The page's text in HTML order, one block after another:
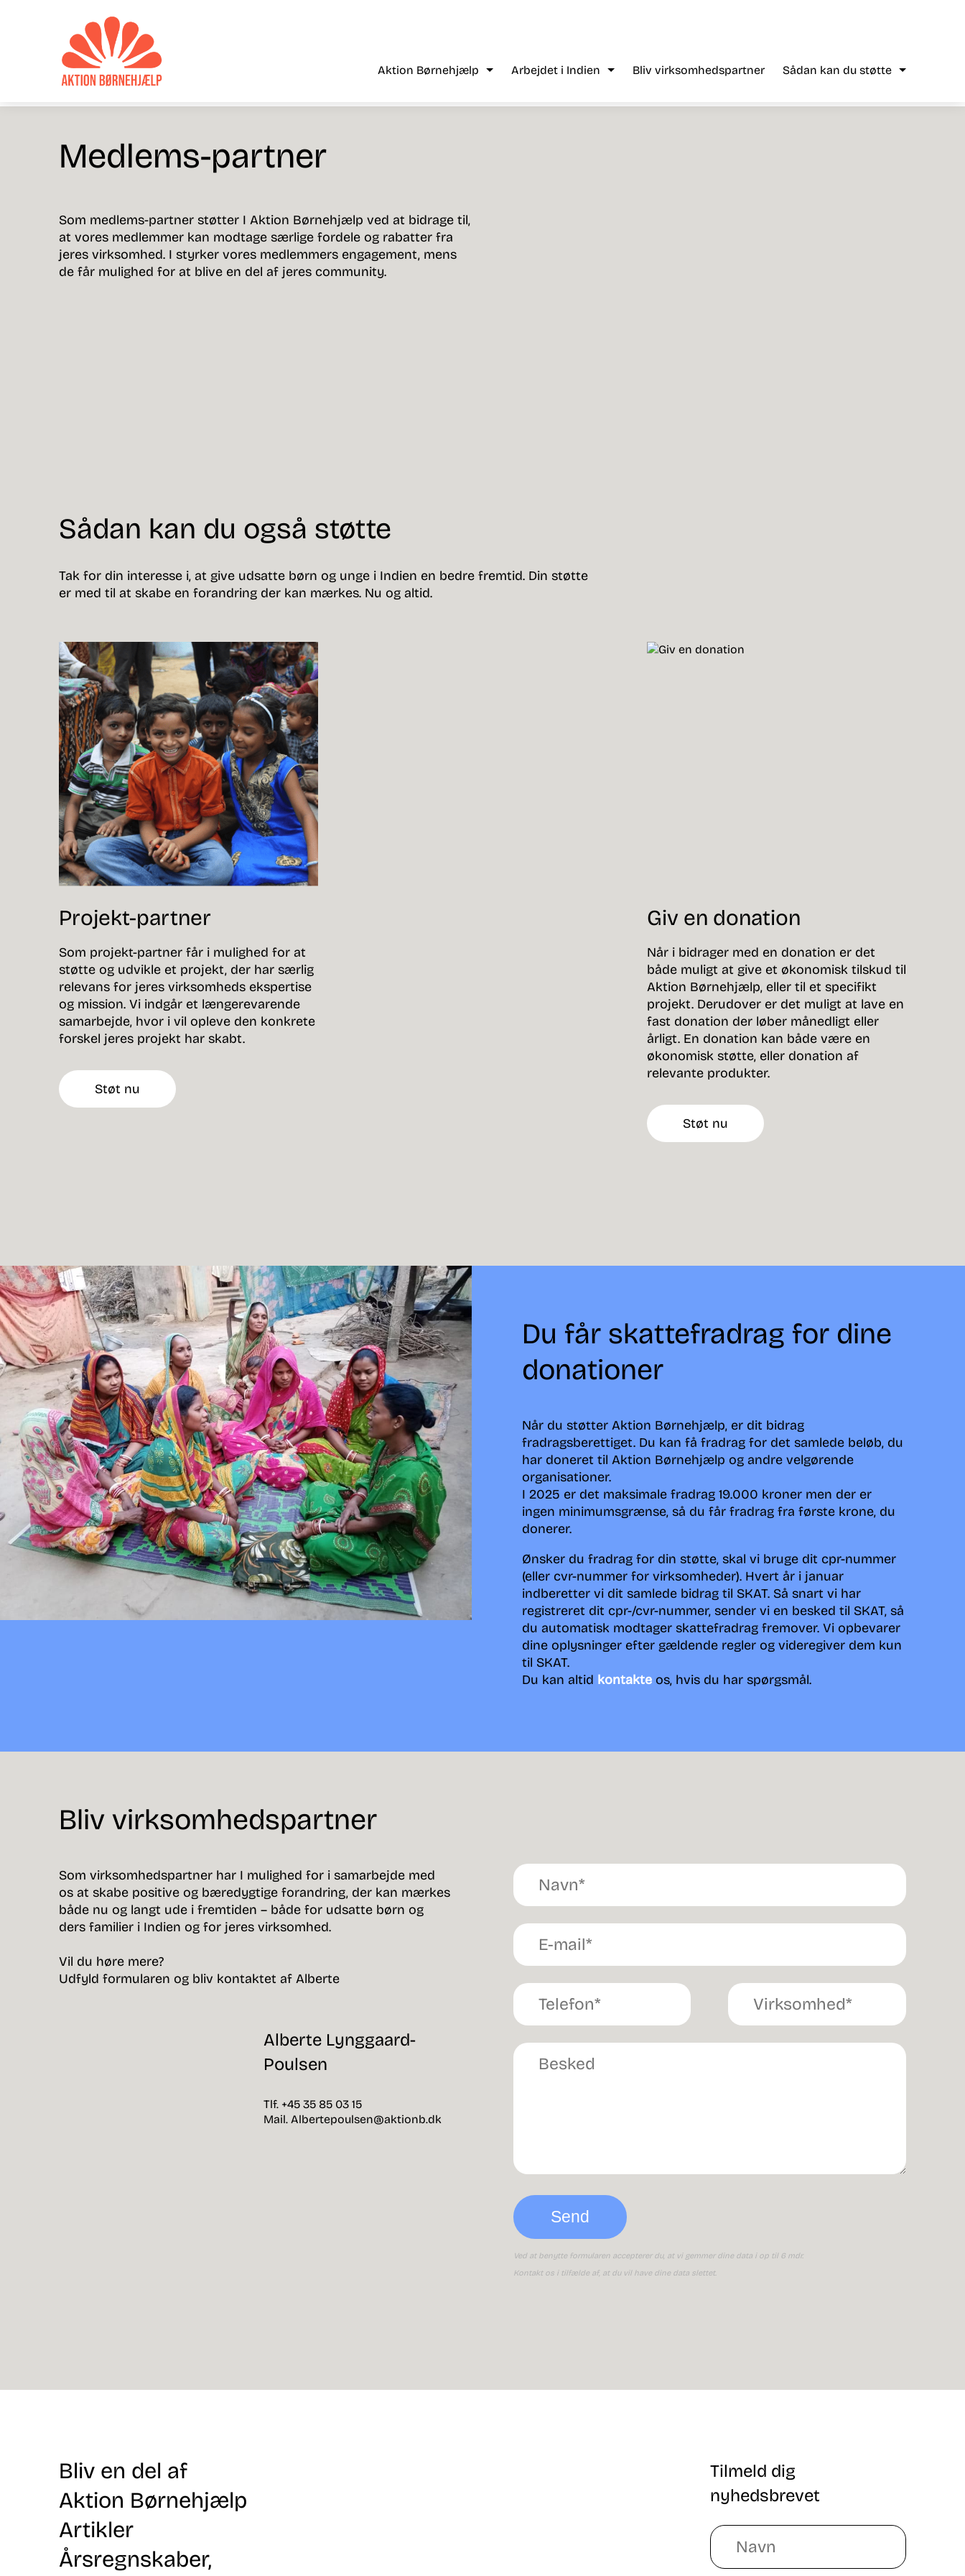
Aktion Børnehjælp Arbejdet i Indien Bliv virksomhedspartner Sådan kan du støtte
Medlems-partner
Som medlems-partner støtter I Aktion Børnehjælp ved at bidrage til,
at vores medlemmer kan modtage særlige fordele og rabatter fra
jeres virksomhed. I styrker vores medlemmers engagement, mens
de får mulighed for at blive en del af jeres community.
Sådan kan du også støtte
Tak for din interesse i, at give udsatte børn og unge i Indien en bedre fremtid. Din støtte
er med til at skabe en forandring der kan mærkes. Nu og altid.
Projekt-partner
Som projekt-partner får i mulighed for at
støtte og udvikle et projekt, der har særlig
relevans for jeres virksomheds ekspertise
og mission. Vi indgår et længerevarende
samarbejde, hvor i vil opleve den konkrete
forskel jeres projekt har skabt.
Støt nu
Giv en donation
Når i bidrager med en donation er det
både muligt at give et økonomisk tilskud til
Aktion Børnehjælp, eller til et specifikt
projekt. Derudover er det muligt at lave en
fast donation der løber månedligt eller
årligt. En donation kan både være en
økonomisk støtte, eller donation af
relevante produkter.
Støt nu
Du får skattefradrag for dine
donationer
Når du støtter Aktion Børnehjælp, er dit bidrag
fradragsberettiget. Du kan få fradrag for det samlede beløb, du
har doneret til Aktion Børnehjælp og andre velgørende
organisationer.
I 2025 er det maksimale fradrag 19.000 kroner men der er
ingen minimumsgrænse, så du får fradrag fra første krone, du
donerer.
Ønsker du fradrag for din støtte, skal vi bruge dit cpr-nummer
(eller cvr-nummer for virksomheder). Hvert år i januar
indberetter vi dit samlede bidrag til SKAT. Så snart vi har
registreret dit cpr-/cvr-nummer, sender vi en besked til SKAT, så
du automatisk modtager skattefradrag fremover. Vi opbevarer
dine oplysninger efter gældende regler og videregiver dem kun
til SKAT.
Du kan altid kontakte os, hvis du har spørgsmål.
Bliv virksomhedspartner
Som virksomhedspartner har I mulighed for i samarbejde med
os at skabe positive og bæredygtige forandring, der kan mærkes
både nu og langt ude i fremtiden – både for udsatte børn og
ders familier i Indien og for jeres virksomhed.
Vil du høre mere?
Udfyld formularen og bliv kontaktet af Alberte
Alberte Lynggaard-
Poulsen
Tlf. +45 35 85 03 15
Mail. Albertepoulsen@aktionb.dk
Send
Ved at benytte formularen accepterer du, at vi gemmer dine data i op til 6 mdr.
Kontakt os i tilfælde af, at du vil have dine data slettet.
Bliv en del af
Aktion Børnehjælp
Artikler
Årsregnskaber,
Tilmeld dig
nyhedsbrevet